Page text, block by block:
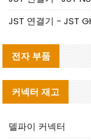
전자 부품
커넥터 재고
델파이 커넥터